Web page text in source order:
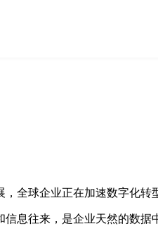
全球企业正在加速数字化转
息往来，是企业天然的数据